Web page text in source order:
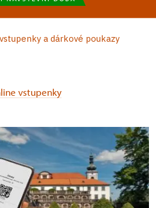
a dárkové poukazy
vstupenky